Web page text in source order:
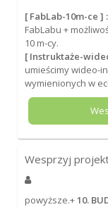
[ FabLab-10m-ce ] :
FabLabu +
10 m-cy.
[ Instruktaże-
umieścimy wideo-
wymienionych w
Wesprzyj
powyższe.+10.